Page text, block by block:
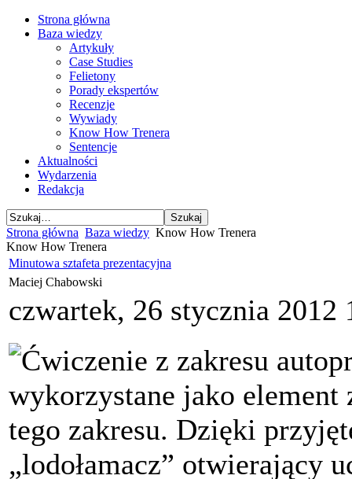
Strona główna
Baza wiedzy
Artykuły
Case Studies
Felietony
Porady ekspertów
Recenzje
Wywiady
Know How Trenera
Sentencje
Aktualności
Wydarzenia
Redakcja
Strona główna Baza wiedzy Know How Trenera
Know How Trenera
Minutowa sztafeta prezentacyjna
Maciej Chabowski
czwartek, 26 stycznia 2012
Ćwiczenie z zakresu
wykorzystane jako element
tego zakresu. Dzięki
„lodołamacz” otwierający